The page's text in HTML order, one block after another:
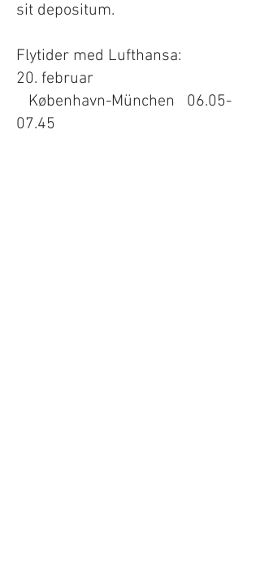
sit depositum.
​Flytider med Lufthansa:
20. februar
København-München 06.05-
07.45